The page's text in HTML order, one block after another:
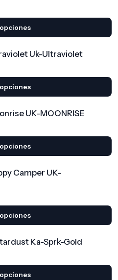
Uk-Ultraviolet
UK-MOONRISE
Camper UK-
Ka-Sprk-Gold